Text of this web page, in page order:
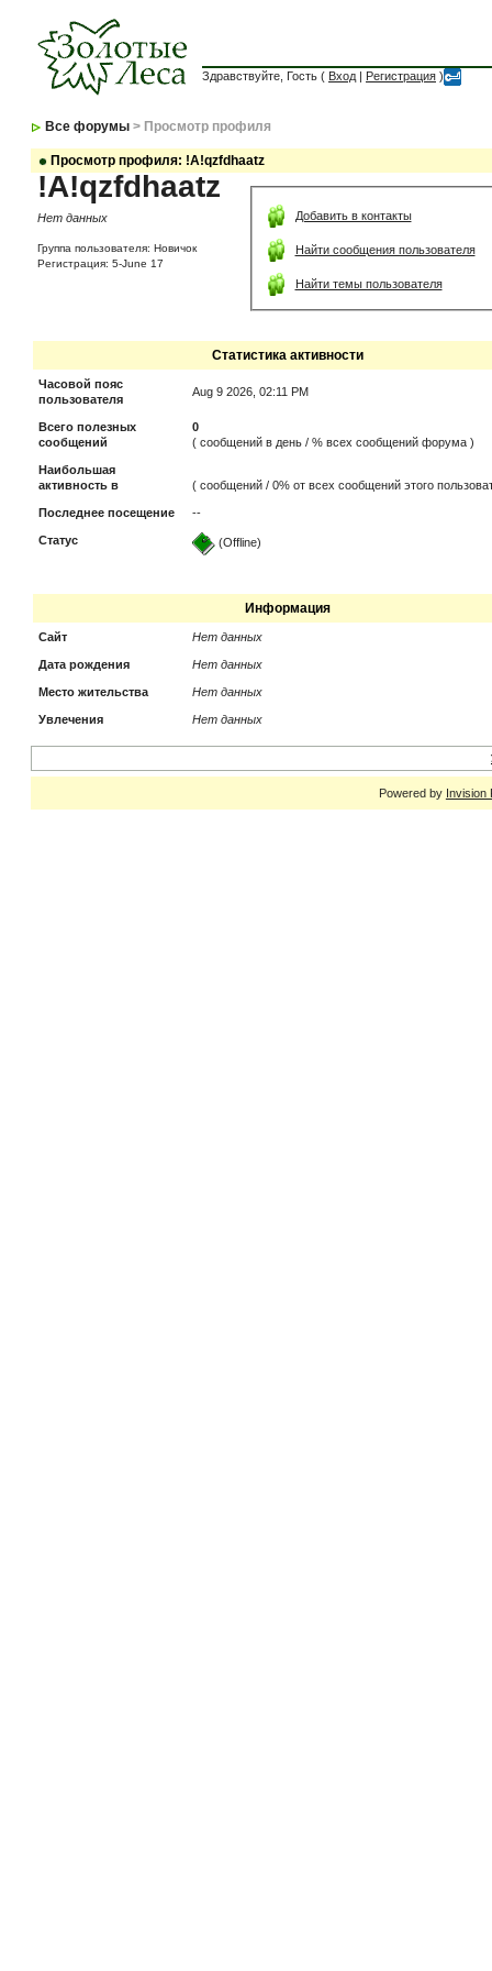
Здравствуйте, Гость ( Вход | Регистрация )
Все форумы > Просмотр профиля
Просмотр профиля: !A!qzfdhaatz
!A!qzfdhaatz
Нет данных
Группа пользователя: Новичок
Регистрация: 5-June 17
Добавить в контакты
Найти сообщения пользователя
Найти темы пользователя
Статистика активности
Часовой пояс
пользователя
Aug 9 2026, 02:11 PM
Всего полезных
сообщений
0
( сообщений в день / % всех сообщений форума )
Наибольшая
активность в
( сообщений / 0% от всех сообщений этого
Последнее посещение --
Статус (Offline)
Информация
Сайт Нет данных
Дата рождения Нет данных
Место жительства Нет данных
Увлечения Нет данных
Powered by Invision